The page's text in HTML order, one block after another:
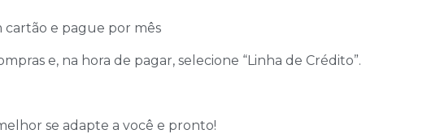
cartão e pague por mês
e, na hora de pagar, selecione “Linha de Crédito”.
se adapte a você e pronto!